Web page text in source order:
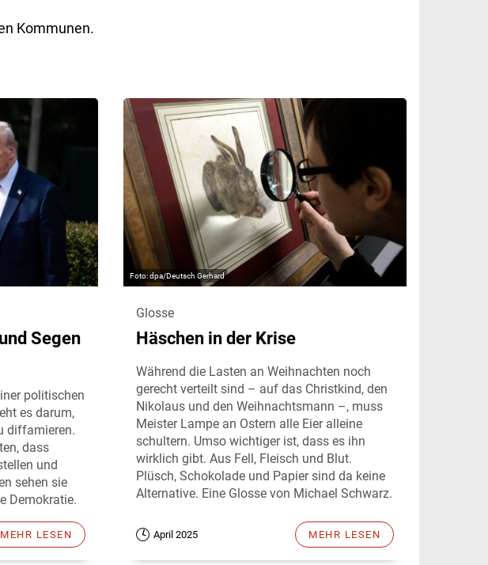
Kommunen.
Segen
politischen
es darum,
diffamieren.
dass
und
sehen sie
Demokratie.
MEHR LESEN
dpa/Deutsch Gerhard
Glosse
Häschen in der Krise
Während die Lasten an Weihnachten noch
gerecht verteilt sind – auf das Christkind, den
Nikolaus und den Weihnachtsmann –, muss
Meister Lampe an Ostern alle Eier alleine
schultern. Umso wichtiger ist, dass es ihn
wirklich gibt. Aus Fell, Fleisch und Blut.
Plüsch, Schokolade und Papier sind da keine
Alternative. Eine Glosse von Michael Schwarz.
April 2025 MEHR LESEN